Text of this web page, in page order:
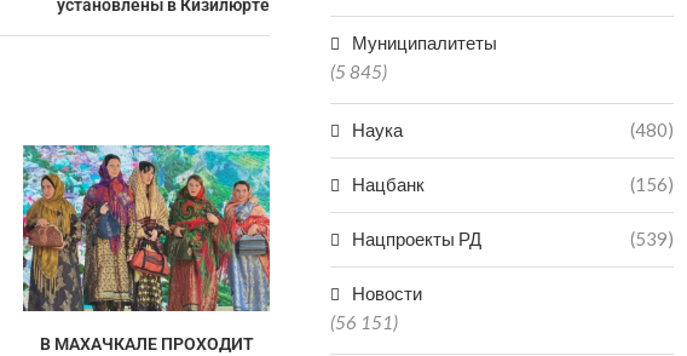
установлены в Кизилюрте
В МАХАЧКАЛЕ ПРОХОДИТ
СУД АРЕСТОВАЛ ПЯТЕРЫХ
ЖИТЕЛЕЙ ДАГЕСТАНА, У
08.08.2026
Муниципалитеты
(5 845)
Наука (480)
Нацбанк (156)
Нацпроекты РД (539)
Новости
(56 151)